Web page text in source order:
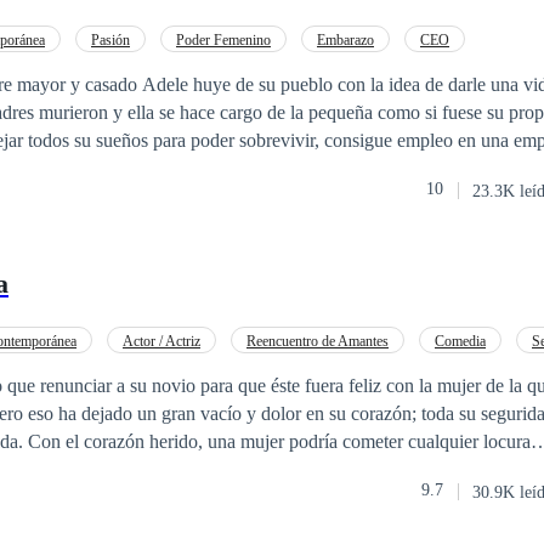
de emparejarla de su
cuanto lo contrató y al día siguiente se encontró al hombre más
tomado la decisión correcta.
Pasión Poder Femenino Embarazo CEO
mayor y casado Adele huye de su pueblo con la idea de darle una
murieron y ella se hace cargo de la pequeña como si fuese su
todos su sueños para poder sobrevivir, consigue empleo en una
Sin embargo para él Adele solo es una campesina sin futuro y
por el dinero, pero esa dulce mentira removerá todos los
10 23.3K
Actor / Actriz Reencuentro de Amantes Comedia
renunciar a su novio para que éste fuera feliz con la mujer de la
eso ha dejado un gran vacío y dolor en su corazón; toda su
Con el corazón herido, una mujer podría cometer cualquier
una hermosa mujer se descubre ante él, ocurre una gran batalla
9.7 30.9K